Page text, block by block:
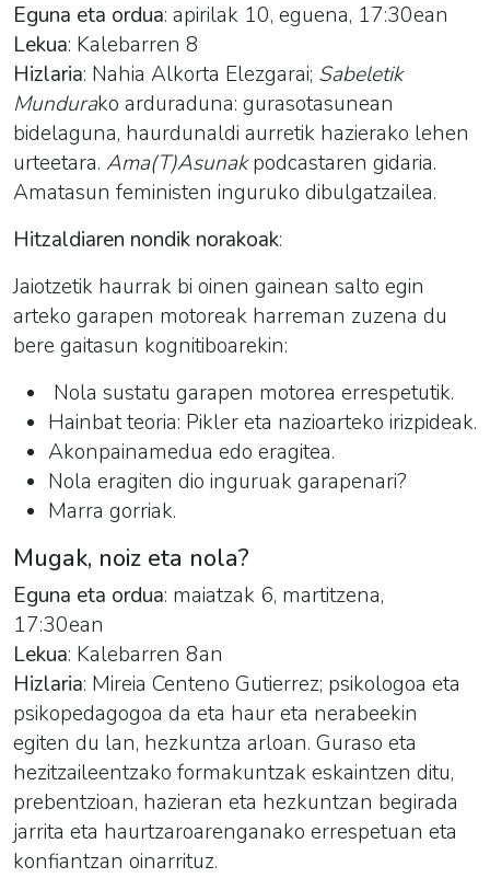
Eguna eta ordua: apirilak 10, eguena, 17:30ean
Lekua: Kalebarren 8
Hizlaria: Nahia Alkorta Elezgarai; Sabeletik
Mundurako arduraduna: gurasotasunean
bidelaguna, haurdunaldi aurretik hazierako lehen
urteetara. Ama(T)Asunakpodcastaren gidaria.
Amatasun feministen inguruko dibulgatzailea.
Hitzaldiaren nondik norakoak:
Jaiotzetik haurrak bi oinen gainean salto egin
arteko garapen motoreak harreman zuzena du
bere gaitasun kognitiboarekin:
Nola sustatu garapen motorea errespetutik.
Hainbat teoria: Pikler eta nazioarteko irizpideak.
Akonpainamedua edo eragitea.
Nola eragiten dio inguruak garapenari?
Marra gorriak.
Mugak, noiz eta nola?
Eguna eta ordua: maiatzak 6, martitzena,
17:30ean
Lekua: Kalebarren 8an
Hizlaria: Mireia Centeno Gutierrez; psikologoa eta
psikopedagogoa da eta haur eta nerabeekin
egiten du lan, hezkuntza arloan. Guraso eta
hezitzaileentzako formakuntzak eskaintzen ditu,
prebentzioan, hazieran eta hezkuntzan begirada
jarrita eta haurtzaroarenganako errespetuan eta
konfiantzan oinarrituz.